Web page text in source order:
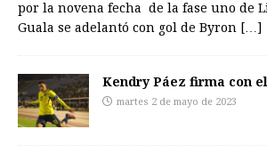
por la novena fecha de la fase uno de
Guala se adelantó con gol de Byron […]
Kendry Páez firma con
martes 2 de mayo de 2023